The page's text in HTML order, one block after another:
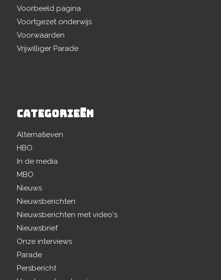
Voorbeeld pagina
Voortgezet onderwijs
Voorwaarden
Vrijwilliger Parade
CATEGORIEËN
Alternatieven
HBO
In de media
MBO
Nieuws
Nieuwsberichten
Nieuwsberichten met video's
Nieuwsbrief
Onze interviews
Parade
Persbericht